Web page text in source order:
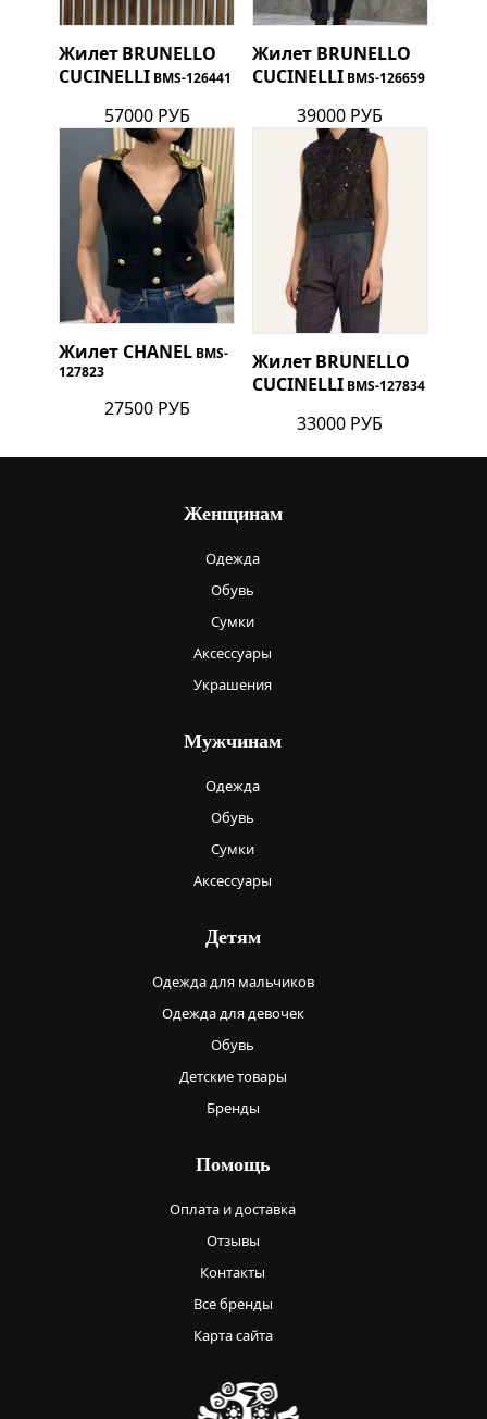
ЖилетBRUNELLO
CUCINELLI BMS-126441
57000 РУБ
Жилет BRUNELLO
CUCINELLI BMS-126659
39000 РУБ
Жилет CHANEL BMS-
127823
27500 РУБ
Жилет BRUNELLO
CUCINELLI BMS-127834
33000 РУБ
Женщинам
Одежда
Обувь
Сумки
Аксессуары
Украшения
Мужчинам
Одежда
Обувь
Сумки
Аксессуары
Детям
Одежда для мальчиков
Одежда для девочек
Обувь
Детские товары
Бренды
Помощь
Оплата и доставка
Отзывы
Контакты
Все бренды
Карта сайта